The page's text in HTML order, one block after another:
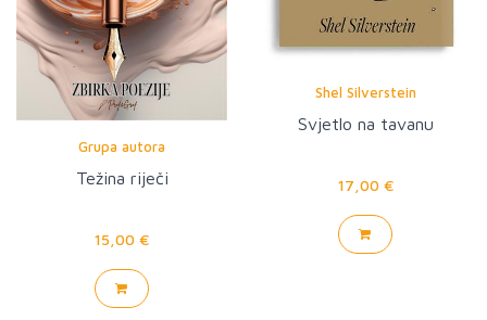
Grupa autora
Težina riječi
15,00 €
Shel Silverstein
Svjetlo na tavanu
17,00 €